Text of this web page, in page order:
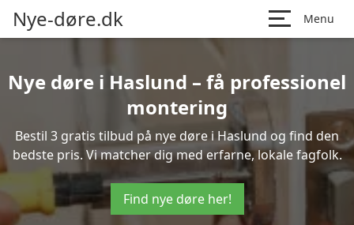
Nye-døre.dk Menu
Nye døre i Haslund – få professionel
montering
Bestil 3 gratis tilbud på nye døre i Haslund og find den
bedste pris. Vi matcher dig med erfarne, lokale fagfolk.
Find nye døre her!